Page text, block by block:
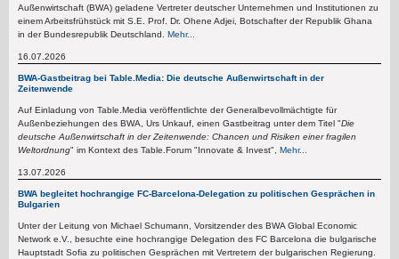
Außenwirtschaft (BWA) geladene Vertreter deutscher Unternehmen und Institutionen zu
einem Arbeitsfrühstück mit S.E. Prof. Dr. Ohene Adjei, Botschafter der Republik Ghana
in der Bundesrepublik Deutschland. Mehr...
16.07.2026
BWA-Gastbeitrag bei Table.Media: Die deutsche Außenwirtschaft in der
Zeitenwende
Auf Einladung von Table.Media veröffentlichte der Generalbevollmächtigte für
Außenbeziehungen des BWA, Urs Unkauf, einen Gastbeitrag unter dem Titel "Die
deutsche Außenwirtschaft in der Zeitenwende: Chancen und Risiken einer fragilen
Weltordnung" im Kontext des Table.Forum "Innovate & Invest", Mehr...
13.07.2026
BWA begleitet hochrangige FC-Barcelona-Delegation zu politischen Gesprächen in
Bulgarien
Unter der Leitung von Michael Schumann, Vorsitzender des BWA Global Economic
Network e.V., besuchte eine hochrangige Delegation des FC Barcelona die bulgarische
Hauptstadt Sofia zu politischen Gesprächen mit Vertretern der bulgarischen Regierung.